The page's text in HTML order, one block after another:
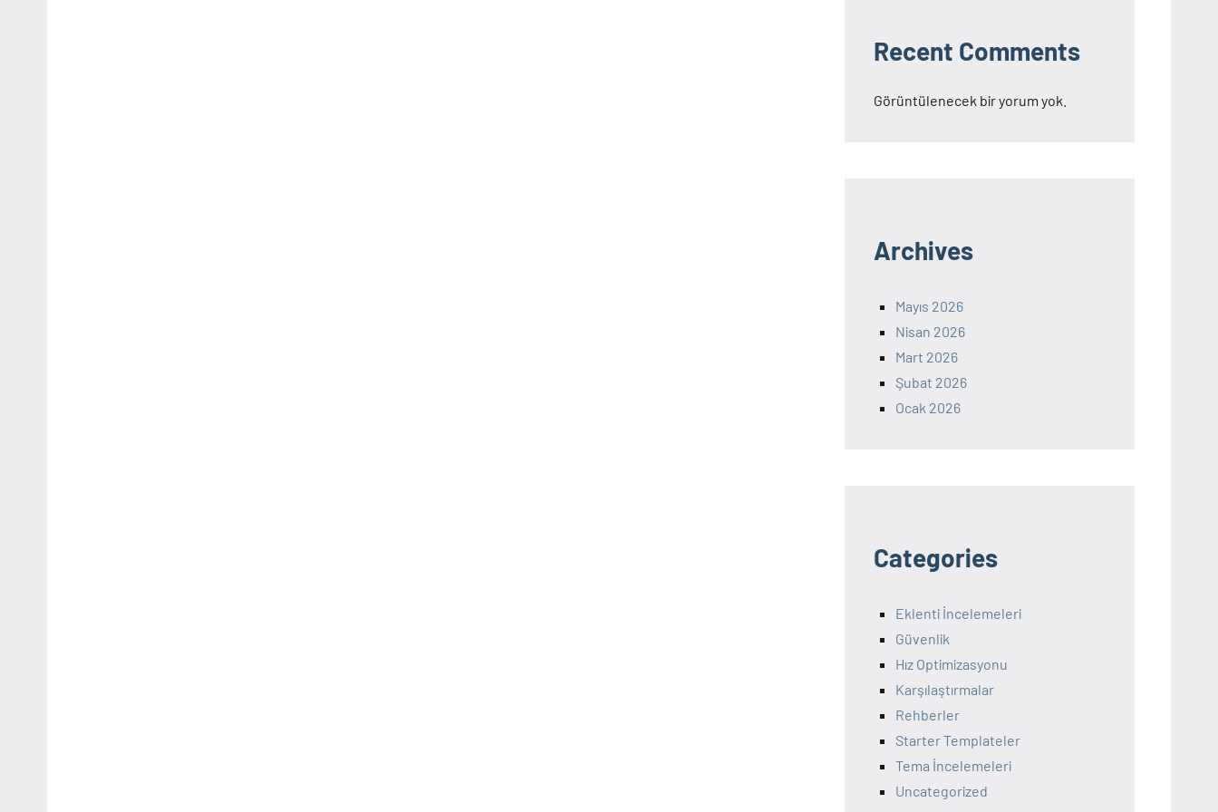
Recent Comments
Görüntülenecek bir yorum yok.
Archives
Mayıs 2026
Nisan 2026
Mart 2026
Şubat 2026
Ocak 2026
Categories
Eklenti İncelemeleri
Güvenlik
Hız Optimizasyonu
Karşılaştırmalar
Rehberler
Starter Templateler
Tema İncelemeleri
Uncategorized